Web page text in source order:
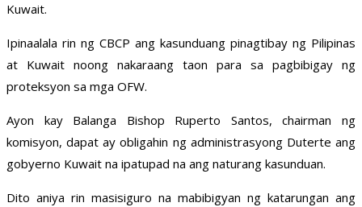
Kuwait.
Ipinaalala rin ng CBCP ang kasunduang pinagtibay ng Pilipinas
at Kuwait noong nakaraang taon para sa pagbibigay ng
proteksyon sa mga OFW.
Ayon kay Balanga Bishop Ruperto Santos, chairman ng
komisyon, dapat ay obligahin ng administrasyong Duterte ang
gobyerno Kuwait na ipatupad na ang naturang kasunduan.
Dito aniya rin masisiguro na mabibigyan ng katarungan ang